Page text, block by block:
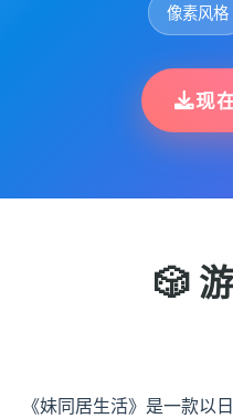
像素风格
现
🎲
《妹同居生活》是一款以